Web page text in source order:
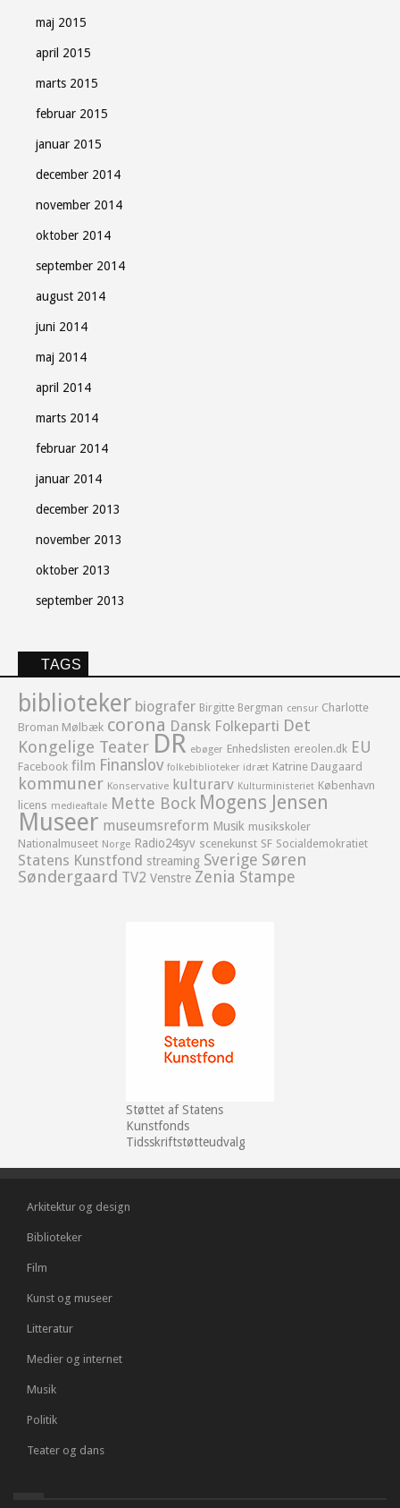
maj 2015
april 2015
marts 2015
februar 2015
januar 2015
december 2014
november 2014
oktober 2014
september 2014
august 2014
juni 2014
maj 2014
april 2014
marts 2014
februar 2014
januar 2014
december 2013
november 2013
oktober 2013
september 2013
TAGS
biblioteker biografer Birgitte Bergman censur Charlotte
Broman Mølbæk corona Dansk Folkeparti Det
Kongelige Teater DR ebøger Enhedslisten ereolen.dk EU
Facebook film Finanslov folkebiblioteker idræt Katrine Daugaard
kommuner Konservative kulturarv Kulturministeriet København
licens medieaftale Mette Bock Mogens Jensen
Museer museumsreform Musik musikskoler
Nationalmuseet Norge Radio24syv scenekunst SF Socialdemokratiet
Statens Kunstfond streaming Sverige Søren
Søndergaard TV2 Venstre Zenia Stampe
Støttet af Statens
Kunstfonds
Tidsskriftstøtteudvalg
Arkitektur og design
Biblioteker
Film
Kunst og museer
Litteratur
Medier og internet
Musik
Politik
Teater og dans